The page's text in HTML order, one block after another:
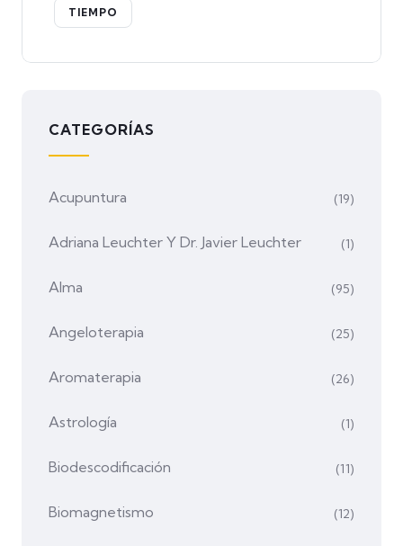
TIEMPO
CATEGORÍAS
Acupuntura (19)
Adriana Leuchter Y Dr. Javier Leuchter (1)
Alma (95)
Angeloterapia (25)
Aromaterapia (26)
Astrología (1)
Biodescodificación (11)
Biomagnetismo (12)